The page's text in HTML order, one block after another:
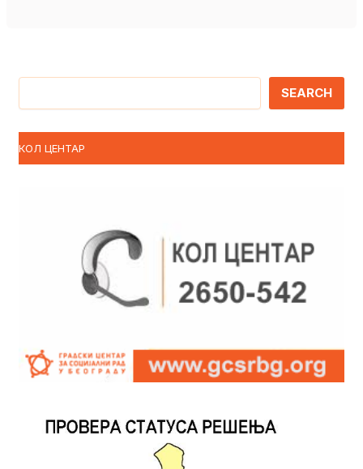
Претрага
SEARCH
КОЛ ЦЕНТАР